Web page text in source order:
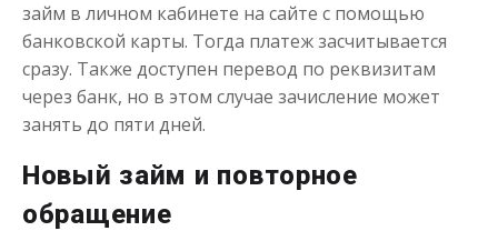
займ в личном кабинете на сайте с помощью
банковской карты. Тогда платеж засчитывается
сразу. Также доступен перевод по реквизитам
через банк, но в этом случае зачисление может
занять до пяти дней.
Новый займ и повторное
обращение